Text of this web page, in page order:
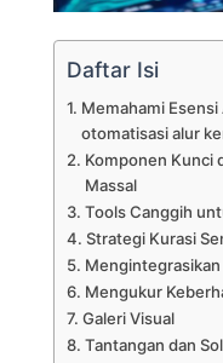
Daftar Isi
Memahami Esensi
otomatisasi alur
Komponen Kunci
Massal
Tools Canggih
Strategi Kurasi
Mengukur
Galeri Visual
Tantangan dan